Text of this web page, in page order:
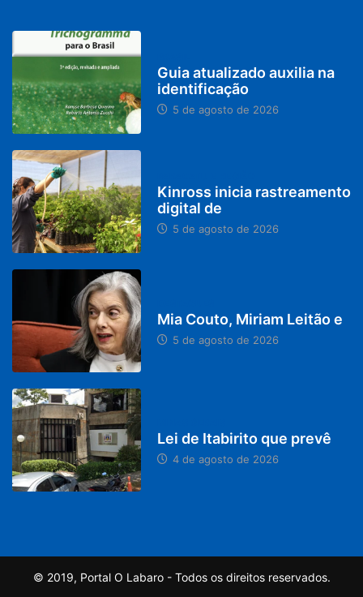
Guia atualizado auxilia na
identificação
5 de agosto de 2026
Kinross inicia rastreamento
digital de
5 de agosto de 2026
Mia Couto, Miriam Leitão e
5 de agosto de 2026
Lei de Itabirito que prevê
4 de agosto de 2026
© 2019, Portal O Labaro - Todos os direitos reservados.